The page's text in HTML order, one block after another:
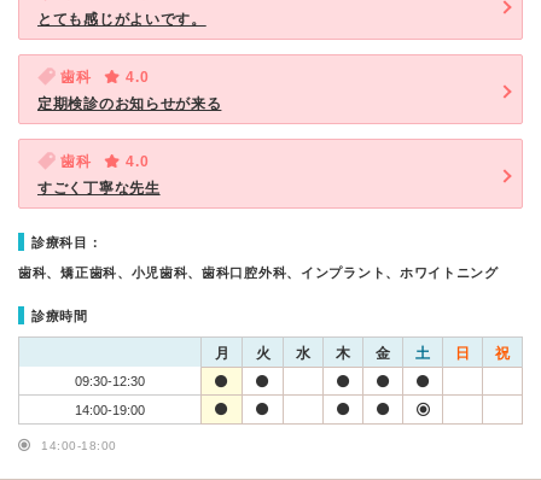
とても感じがよいです。
歯科
4.0
定期検診のお知らせが来る
歯科
4.0
すごく丁寧な先生
診療科目：
歯科、矯正歯科、小児歯科、歯科口腔外科、インプラント、ホワイトニング
診療時間
月 火 水 木 金 土 日 祝
09:30-12:30
14:00-19:00
14:00-18:00